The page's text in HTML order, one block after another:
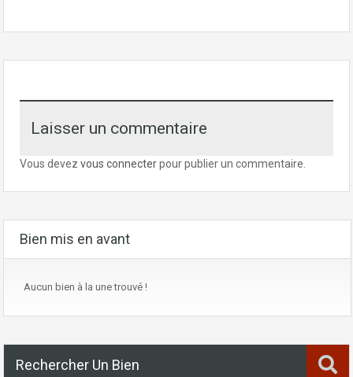
Laisser un commentaire
Vous devez vous connecterpour publier un commentaire.
Bien mis en avant
Aucun bien à la une trouvé !
Rechercher Un Bien